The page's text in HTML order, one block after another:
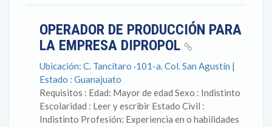
OPERADOR DE PRODUCCIÓN PARA
LA EMPRESA DIPROPOL
Ubicación: C. Tancítaro ·101-a. Col. San Agustín |
Estado : Guanajuato
Requisitos : Edad: Mayor de edad Sexo : Indistinto
Escolaridad : Leer y escribir Estado Civil :
Indistinto Profesión: Experiencia en o habilidades